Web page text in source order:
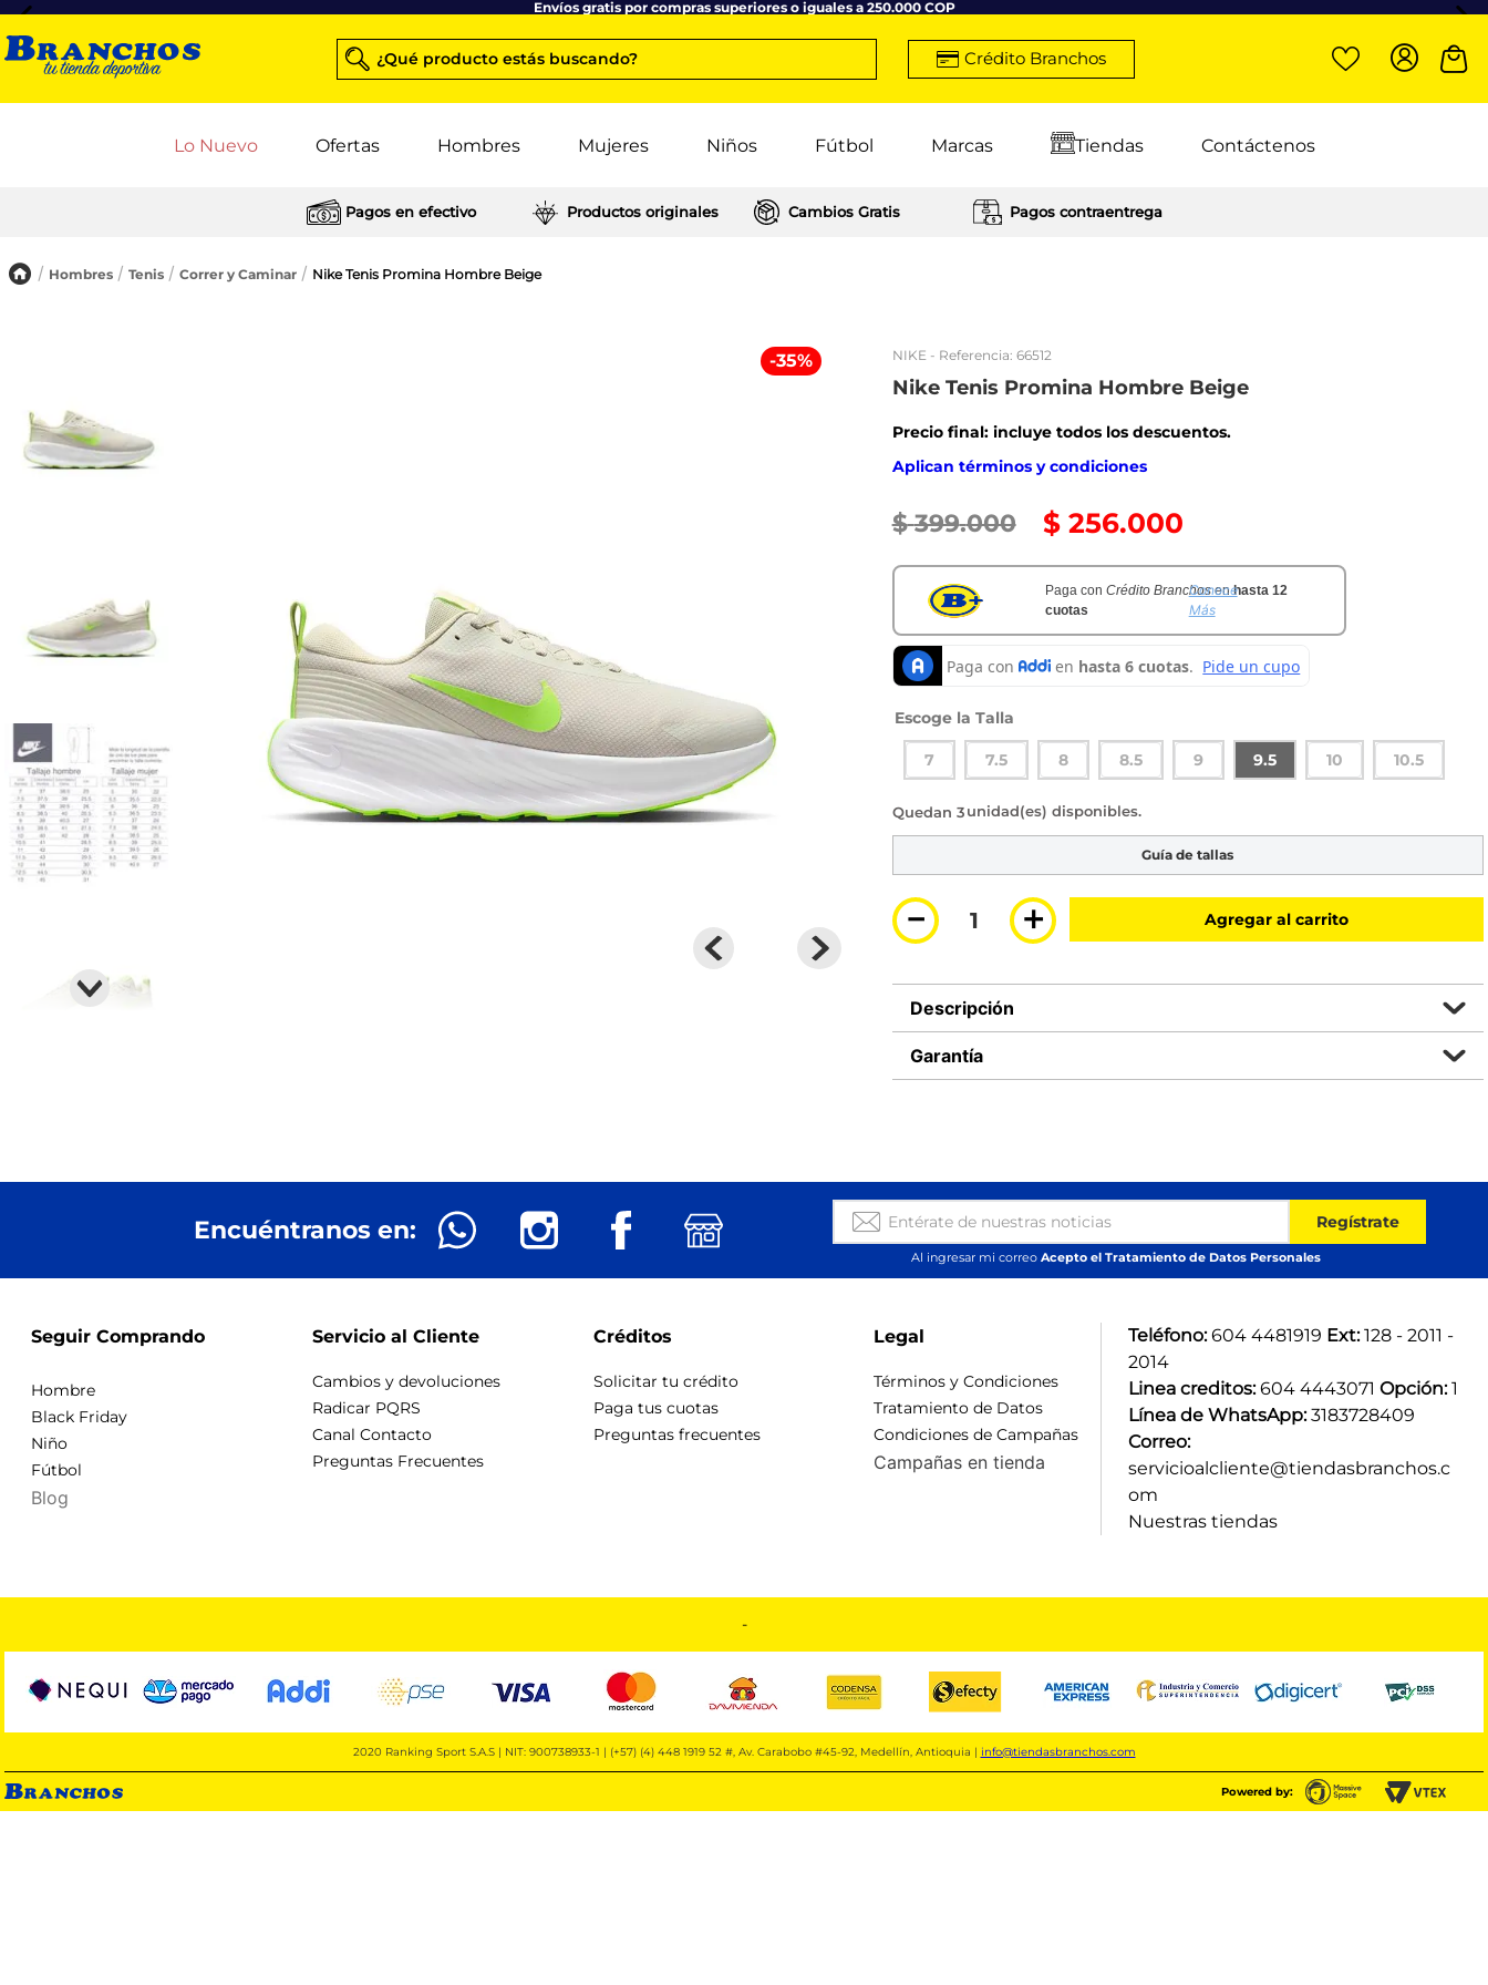
Envíos gratis por compras superiores o iguales a 250.000 COP
¿Qué producto estás buscando? Crédito Branchos
Lo Nuevo Ofertas Hombres Mujeres Niños Fútbol Marcas Tiendas Contáctenos
Pagos en efectivo Productos originales Cambios Gratis Pagos contraentrega
Hombres Tenis Correr y Caminar Nike Tenis Promina Hombre Beige
-35% NIKE- Referencia: 66512
Nike Tenis Promina Hombre Beige
Precio final: incluye todos los descuentos.
Aplican términos y condiciones
$ 399.000 $ 256.000
Paga con Crédito Branchosenhasta 12
cuotas
Conoce
Más
Talla
7 7.5 8 8.5 9 9.5 10 10.5
3 disponibles
Guía de tallas
＋
－ Agregar al carrito
Descripción
Garantía
Encuéntranos en: Regístrate
Al ingresar mi correo Acepto el Tratamiento de Datos Personales
Seguir Comprando
Hombre
Black Friday
Niño
Fútbol
Blog
Servicio al Cliente
Cambios y devoluciones
Radicar PQRS
Canal Contacto
Preguntas Frecuentes
Créditos
Solicitar tu crédito
Paga tus cuotas
Preguntas frecuentes
Legal
Términos y Condiciones
Tratamiento de Datos
Condiciones de Campañas
Campañas en tienda
Teléfono: 604 4481919 Ext: 128 - 2011 -
2014
Linea creditos: 604 4443071 Opción: 1
Línea de WhatsApp: 3183728409
Correo:
servicioalcliente@tiendasbranchos.c
om
Nuestras tiendas
-
2020 Ranking Sport S.A.S | NIT: 900738933-1 | (+57) (4) 448 1919 52 #, Av. Carabobo #45-92, Medellín, Antioquia | info@tiendasbranchos.com
Powered by: